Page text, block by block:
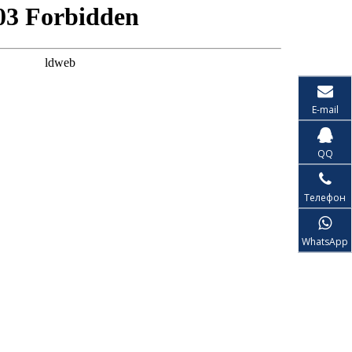
E-mail
QQ
Телефон
WhatsApp